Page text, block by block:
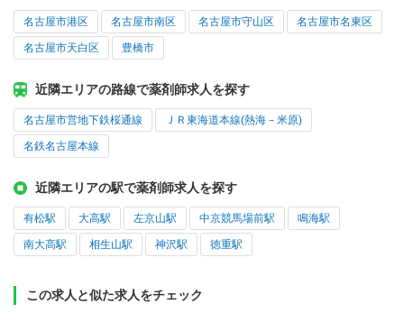
名古屋市港区 名古屋市南区 名古屋市守山区 名古屋市名東区
名古屋市天白区 豊橋市
近隣エリアの路線で薬剤師求人を探す
名古屋市営地下鉄桜通線 ＪＲ東海道本線(熱海－米原)
名鉄名古屋本線
近隣エリアの駅で薬剤師求人を探す
有松駅 大高駅 左京山駅 中京競馬場前駅 鳴海駅
南大高駅 相生山駅 神沢駅 徳重駅
この求人と似た求人をチェック